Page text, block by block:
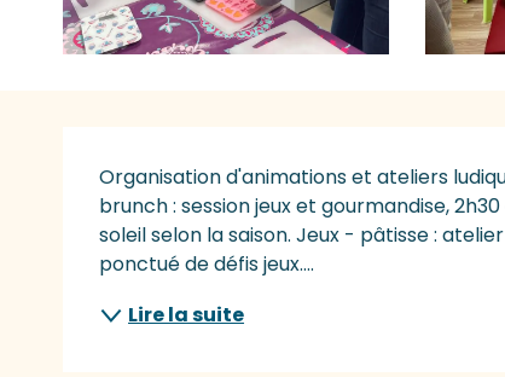
Description
Organisation d'animations et ateliers
brunch : session jeux et gourmandise,
soleil selon la saison. Jeux - pâtisse :
ponctué de défis jeux....
Lire la suite